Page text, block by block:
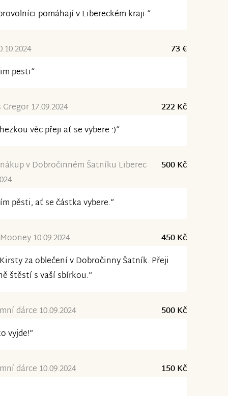
pomáhají v Libereckém kraji “
73 €
pesti“
17.09.2024
222 Kč
věc přeji ať se vybere :)“
v Dobročinném Šatníku Liberec
500 Kč
pěsti, ať se částka vybere.“
10.09.2024
450 Kč
za oblečení v Dobročinny Šatník. Přeji
štěstí s vaší sbírkou.“
dárce 10.09.2024
500 Kč
vyjde!“
dárce 10.09.2024
150 Kč